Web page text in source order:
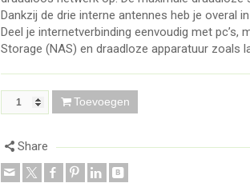
Dankzij de drie interne antennes heb je overal
Deel je internetverbinding eenvoudig met pc’s,
Storage (NAS) en draadloze apparatuur zoals
Toevoegen
Share